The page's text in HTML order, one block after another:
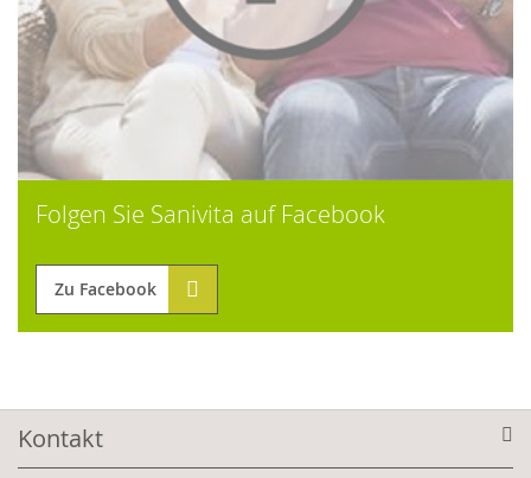
Folgen Sie Sanivita auf Facebook
Zu Facebook
Kontakt